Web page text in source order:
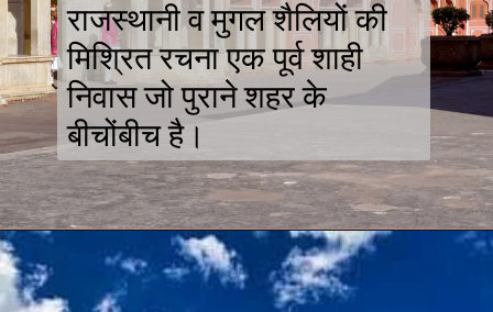
राजस्थानी व मुगल शैलियों की
मिश्रित रचना एक पूर्व शाही
निवास जो पुराने शहर के
बीचोंबीच है।